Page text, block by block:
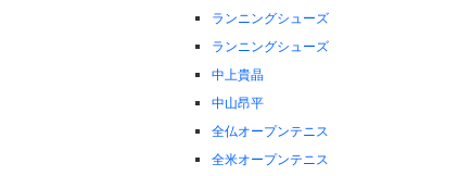
ランニングシューズ
ランニングシューズ
中上貴晶
中山昂平
全仏オープンテニス
全米オープンテニス